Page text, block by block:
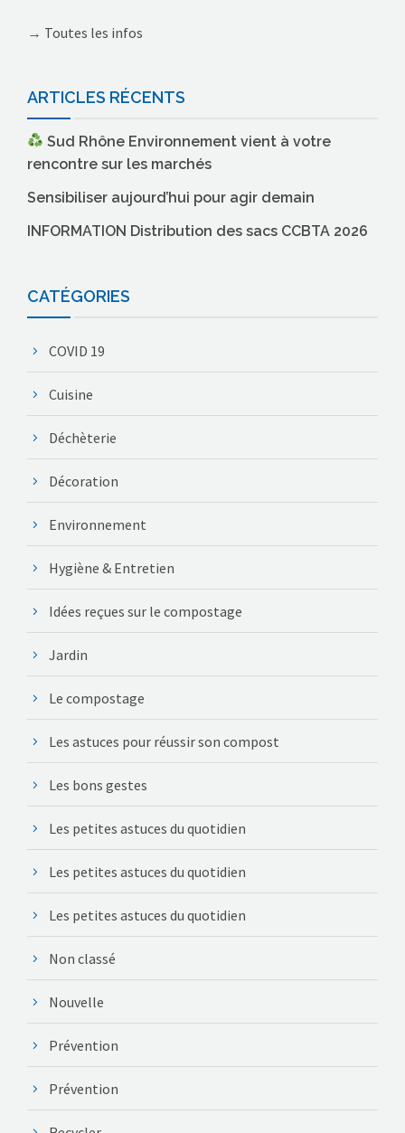
→ Toutes les infos
ARTICLES RÉCENTS
Sud Rhône Environnement vient à votre
rencontre sur les marchés
Sensibiliser aujourd’hui pour agir demain
INFORMATION Distribution des sacs CCBTA 2026
CATÉGORIES
COVID 19
Cuisine
Déchèterie
Décoration
Environnement
Hygiène & Entretien
Idées reçues sur le compostage
Jardin
Le compostage
Les astuces pour réussir son compost
Les bons gestes
Les petites astuces du quotidien
Les petites astuces du quotidien
Les petites astuces du quotidien
Non classé
Nouvelle
Prévention
Prévention